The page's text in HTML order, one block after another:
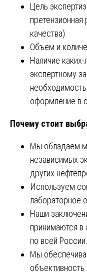
Цель
претензионная
качества).
Объем и
Наличие
экспертному
оформление в
Почему стоит
Мы обладаем
независимых
других
Используем
лабораторное
Наши
принимаются в
по всей России.
Мы